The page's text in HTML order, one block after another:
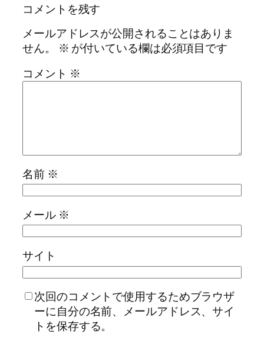
コメントを残す
メールアドレスが公開されることはありま
せん。
※ が付いている欄は必須項目です
コメント ※
名前 ※
メール ※
サイト
次回のコメントで使用するためブラウザ
ーに自分の名前、メールアドレス、サイ
トを保存する。